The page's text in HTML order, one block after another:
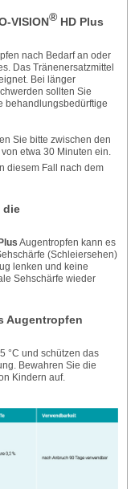
VISION®HD Plus
nach Bedarf an oder
Das Tränenersatzmittel
Bei länger
sollten Sie
behandlungsbedürftige
Sie bitte zwischen den
etwa 30 Minuten ein.
diesem Fall nach dem
die
Augentropfen kann es
(Schleiersehen)
lenken und keine
Sehschärfe wieder
Augentropfen
°C und schützen das
Bewahren Sie die
Kindern auf.